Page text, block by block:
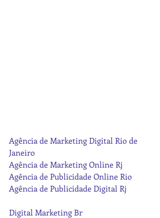
Agência de Marketing Digital Rio de
Janeiro
Agência de Marketing Online Rj
Agência de Publicidade Online Rio
Agência de Publicidade Digital Rj
Digital Marketing Br